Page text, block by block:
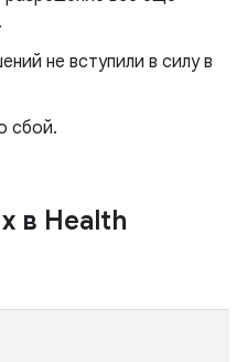
не вступили в силу в
сбой.
в Health